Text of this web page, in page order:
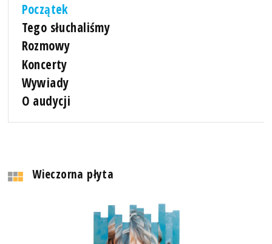
Początek
Tego słuchaliśmy
Rozmowy
Koncerty
Wywiady
O audycji
Wieczorna płyta